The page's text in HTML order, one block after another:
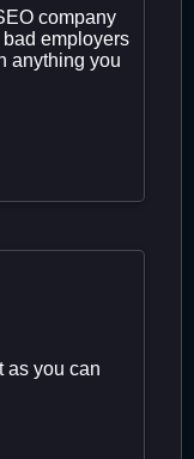
company
employers
anything you
as you can